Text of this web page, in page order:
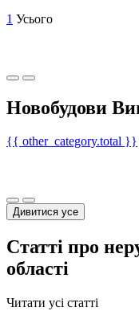
1 Усього
Новобудови
{{ other_category.total }}
Дивитися усе
Статті про
області
Читати усі статті